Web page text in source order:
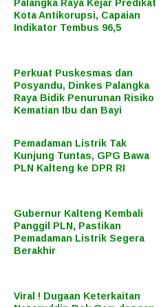
Palangka Raya Kejar Predikat
Kota Antikorupsi, Capaian
Indikator Tembus 96,5
Perkuat Puskesmas dan
Posyandu, Dinkes Palangka
Raya Bidik Penurunan Risiko
Kematian Ibu dan Bayi
Pemadaman Listrik Tak
Kunjung Tuntas, GPG Bawa
PLN Kalteng ke DPR RI
Gubernur Kalteng Kembali
Panggil PLN, Pastikan
Pemadaman Listrik Segera
Berakhir
Viral ! Dugaan Keterkaitan